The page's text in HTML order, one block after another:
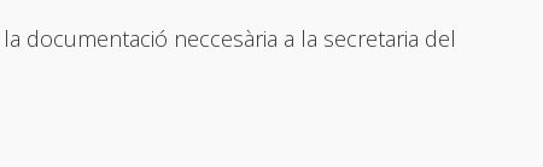
documentació neccesària a la secretaria del